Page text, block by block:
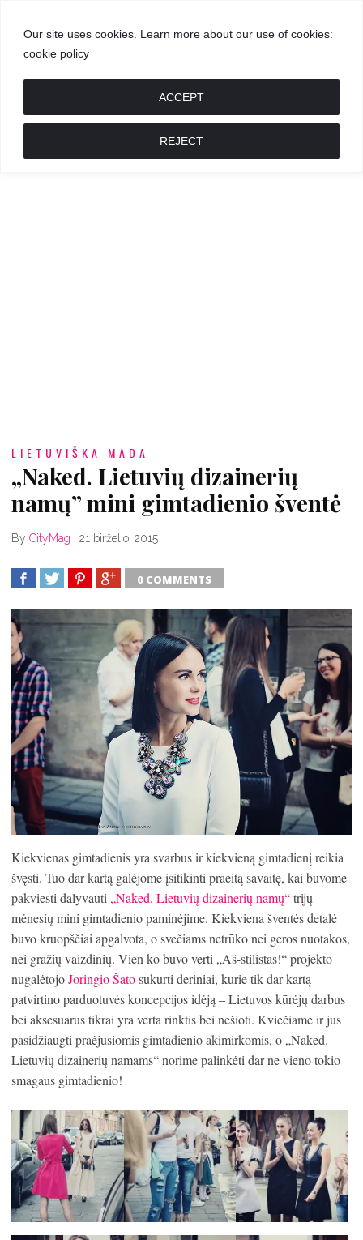
Our site uses cookies. Learn more about our use of cookies:
cookie policy
REJECT
ACCEPT
GROŽIS
MADA
LIETUVIŠKA MADA
„Naked. Lietuvių dizainerių
namų” mini gimtadienio šventė
By CityMag 21 birželio, 2015
0 COMMENTS
Kiekvienas gimtadienis yra svarbus ir kiekvieną gimtadienį reikia
švęsti. Tuo dar kartą galėjome įsitikinti praeitą savaitę, kai buvome
pakviesti dalyvauti „Naked. Lietuvių dizainerių namų“trijų
mėnesių mini gimtadienio paminėjime. Kiekviena šventės detalė
buvo kruopščiai apgalvota, o svečiams netrūko nei geros nuotakos,
nei gražių vaizdinių. Vien ko buvo verti „Aš-stilistas!“ projekto
nugalėtojoJoringio Šatosukurti deriniai, kurie tik dar kartą
patvirtino parduotuvės koncepcijos idėją – Lietuvos kūrėjų darbus
bei aksesuarus tikrai yra verta rinktis bei nešioti. Kviečiame ir jus
pasidžiaugti praėjusiomis gimtadienio akimirkomis, o „Naked.
Lietuvių dizainerių namams“ norime palinkėti dar ne vieno tokio
smagaus gimtadienio!